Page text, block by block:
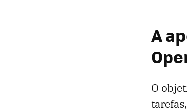
A
O